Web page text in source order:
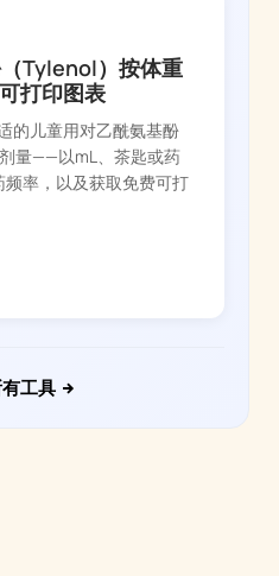
Tylenol）按体重
打印图表
的儿童用对乙酰氨基酚
剂量——以mL、茶匙或药
率，以及获取免费可打
工具